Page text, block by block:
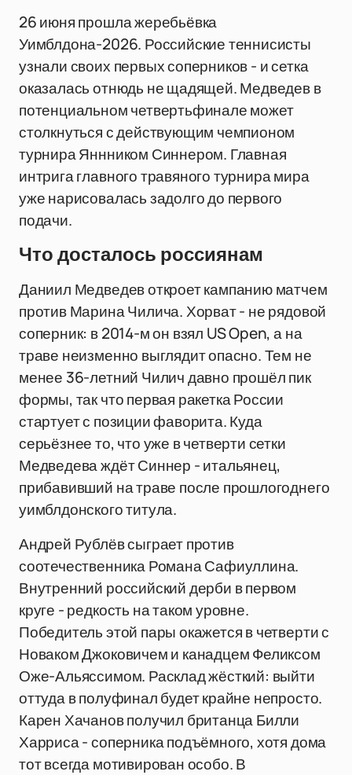
26 июня прошла жеребьёвка
Уимблдона-2026. Российские теннисисты
узнали своих первых соперников - и сетка
оказалась отнюдь не щадящей. Медведев в
потенциальном четвертьфинале может
столкнуться с действующим чемпионом
турнира Яннником Синнером. Главная
интрига главного травяного турнира мира
уже нарисовалась задолго до первого
подачи.
Что досталось россиянам
Даниил Медведев откроет кампанию матчем
против Марина Чилича. Хорват - не рядовой
соперник: в 2014-м он взял US Open, а на
траве неизменно выглядит опасно. Тем не
менее 36-летний Чилич давно прошёл пик
формы, так что первая ракетка России
стартует с позиции фаворита. Куда
серьёзнее то, что уже в четверти сетки
Медведева ждёт Синнер - итальянец,
прибавивший на траве после прошлогоднего
уимблдонского титула.
Андрей Рублёв сыграет против
соотечественника Романа Сафиуллина.
Внутренний российский дерби в первом
круге - редкость на таком уровне.
Победитель этой пары окажется в четверти с
Новаком Джоковичем и канадцем Феликсом
Оже-Альяссимом. Расклад жёсткий: выйти
оттуда в полуфинал будет крайне непросто.
Карен Хачанов получил британца Билли
Харриса - соперника подъёмного, хотя дома
тот всегда мотивирован особо. В